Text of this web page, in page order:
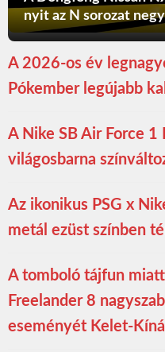
nyit az N sorozat
A 2026-os év
Pókember legújabb
A Nike SB Air Force 1
világosbarna
Az ikonikus PSG x
metál ezüst színben
A tomboló tájfun
Freelander 8
eseményét Kelet-